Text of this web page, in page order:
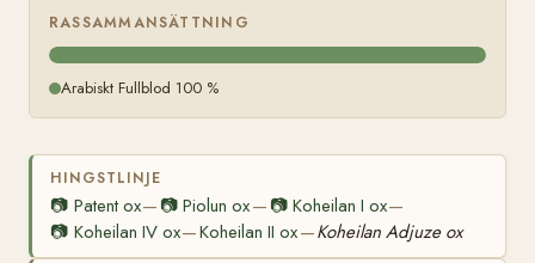
RASSAMMANSÄTTNING
Arabiskt Fullblod 100 %
HINGSTLINJE
📷 Patent ox— 📷Piolun ox— 📷 Koheilan I ox—
📷 Koheilan IV ox—Koheilan II ox—Koheilan Adjuze ox